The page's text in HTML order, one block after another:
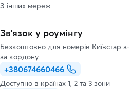
З інших мереж
Зв’язок у роумінгу
Безкоштовно для номерів Київстар з-
за кордону
+380674660466
Доступно в країнах 1, 2 та 3 зони